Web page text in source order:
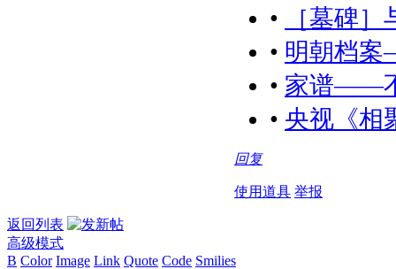
•
［墓碑
• 明朝档
• 家谱——
• 央视《相
回复
使用道具 举报
返回列表
高级模式
B Color Image Link Quote Code Smilies